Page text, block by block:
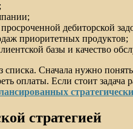
дебиторской
приоритетных продуктов;
базы и качество
списка. Сначала нужно
оплаты. Если стоит
стратегией